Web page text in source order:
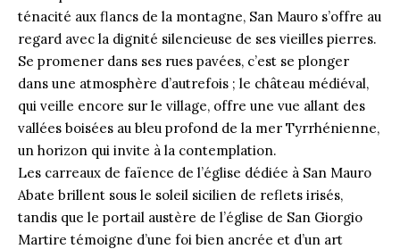
ténacité aux flancs de la montagne, San Mauro s’offre au
regard avec la dignité silencieuse de ses vieilles pierres.
Se promener dans ses rues pavées, c’est se plonger
dans une atmosphère d’autrefois ; le château médiéval,
qui veille encore sur le village, offre une vue allant des
vallées boisées au bleu profond de la mer Tyrrhénienne,
un horizon qui invite à la contemplation.
Les carreaux de faïence de l’église dédiée à San Mauro
Abate brillent sous le soleil sicilien de reflets irisés,
tandis que le portail austère de l’église de San Giorgio
Martire témoigne d’une foi bien ancrée et d’un art